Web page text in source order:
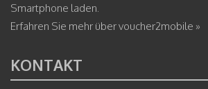
Smartphone laden.
Erfahren Sie mehr über voucher2mobile »
KONTAKT